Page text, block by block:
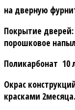
на дверную
Покрытие
порошковое
Поликарбонат 10
Окрас
красками 2месяца.